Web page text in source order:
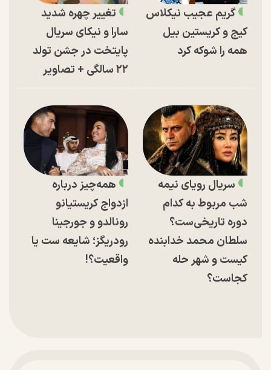
گریم عجیب نیکلاس
کیج و کریستین بیل
همه را شوکه کرد
تغییر چهره شدید
سارا و نیکای سریال
پایتخت در جشن تولد
۲۲ سالگی + تصاویر
سریال رویای نیمه
شب مربوط به کدام
دوره تاریخی‌ست؟
سلطان محمد خدابنده
کیست و شهر حله
کجاست؟
همه‌چیز درباره
ازدواج کریستیانو
رونالدو و جورجینا
رودریگز؛ شایعه ست یا
واقعیت؟!